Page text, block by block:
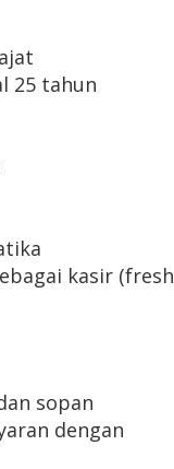
25 tahun
kasir (fresh
sopan
dengan